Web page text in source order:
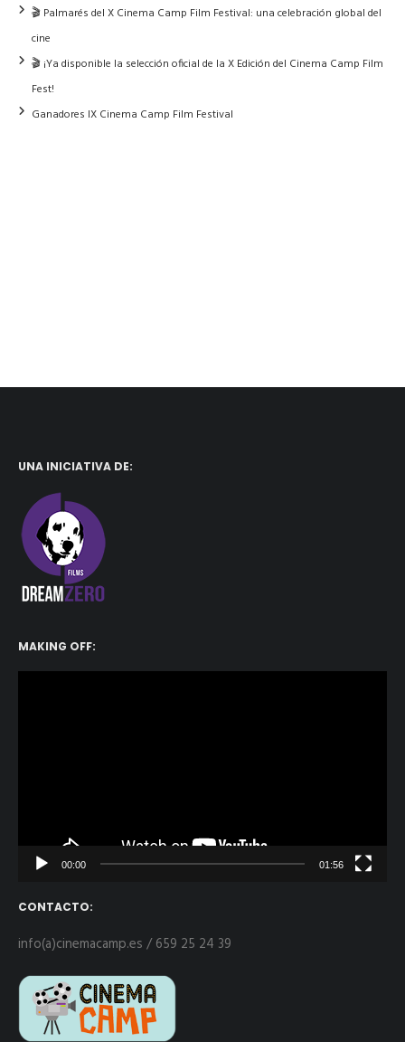
🎬 Palmarés del X Cinema Camp Film Festival: una celebración global del
cine
🎬 ¡Ya disponible la selección oficial de la X Edición del Cinema Camp Film
Fest!
Ganadores IX Cinema Camp Film Festival
UNA INICIATIVA DE:
MAKING OFF:
00:00 01:56
CONTACTO:
info(a)cinemacamp.es / 659 25 24 39